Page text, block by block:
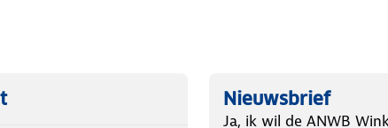
zacht aanvoelt en je lekker warm
Nieuwsbrief
Ja, ik wil de ANWB